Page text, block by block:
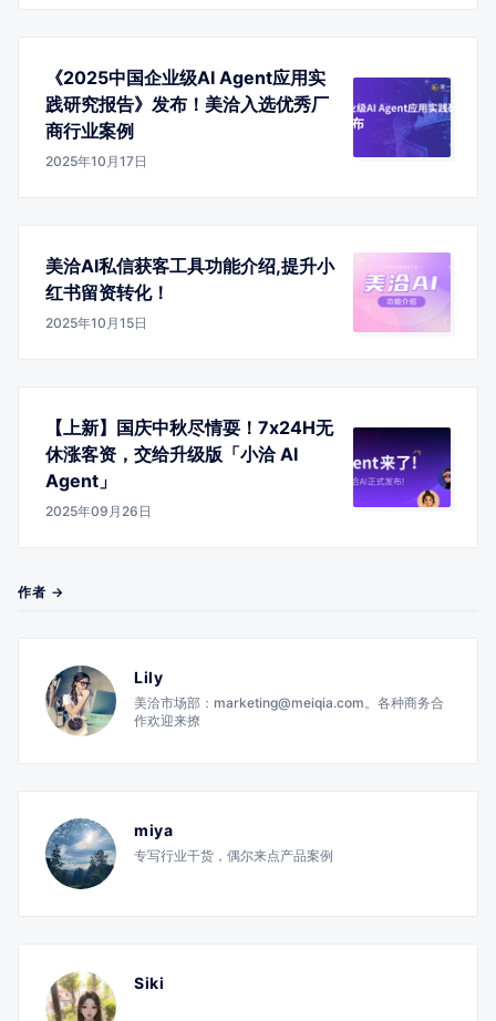
《2025中国企业级AI Agent应用实
践研究报告》发布！美洽入选优秀厂
商行业案例
2025年10月17日
美洽AI私信获客工具功能介绍,提升小
红书留资转化！
2025年10月15日
【上新】国庆中秋尽情耍！7x24H无
休涨客资，交给升级版「小洽 AI
Agent」
2025年09月26日
作者 →
Lily
美洽市场部：marketing@meiqia.com。各种商务合
作欢迎来撩
miya
专写行业干货，偶尔来点产品案例
Siki